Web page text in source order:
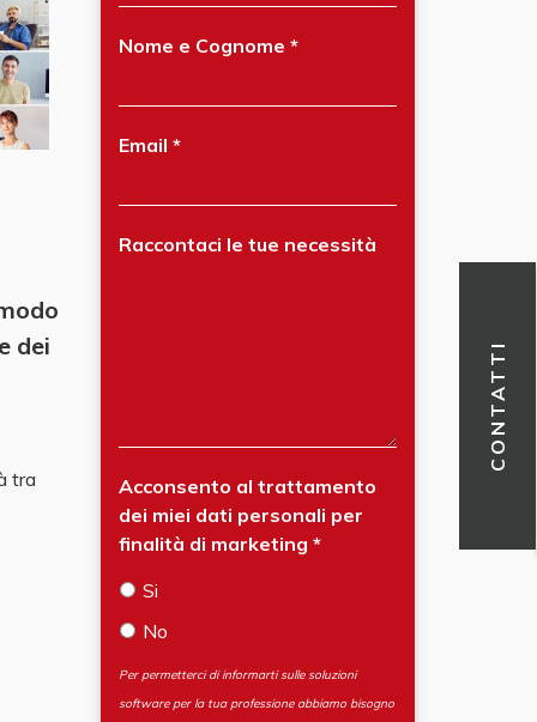
CONTATTI
dei
tra
Nome e Cognome
Email
Raccontaci le tue necessità
Acconsento al trattamento
dei miei dati personali per
finalità di marketing
Si
No
Per permetterci di informarti sulle soluzioni
software per la tua professione abbiamo bisogno